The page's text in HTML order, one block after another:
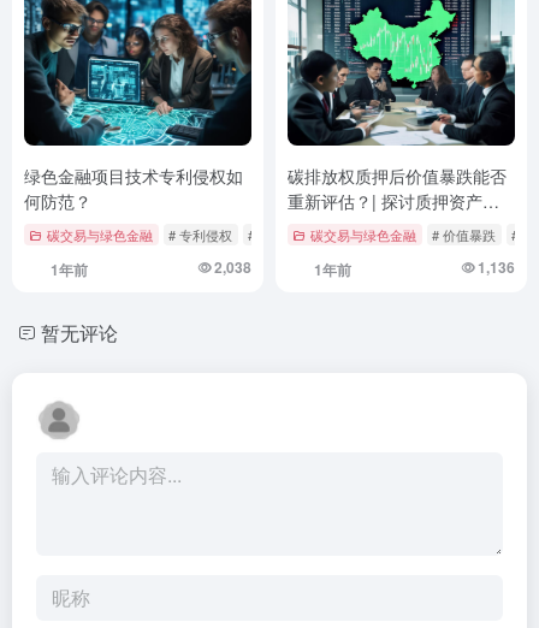
绿色金融项目技术专利侵权如
何防范？
碳交易与绿色金融 # 专利侵权 # 技术保护 # 法律维权
1年前 2,038
碳排放权质押后价值暴跌能否
重新评估？| 探讨质押资产价
值波动的法律与市场应对
碳交易与绿色金融 # 价值暴跌 # 碳
1年前 1,136
暂无评论